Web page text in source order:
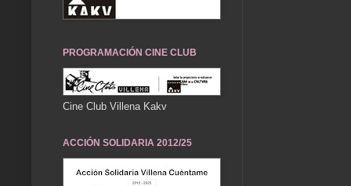
PROGRAMACIÓN CINE CLUB
Cine Club Villena Kakv
ACCIÓN SOLIDARIA 2012/25